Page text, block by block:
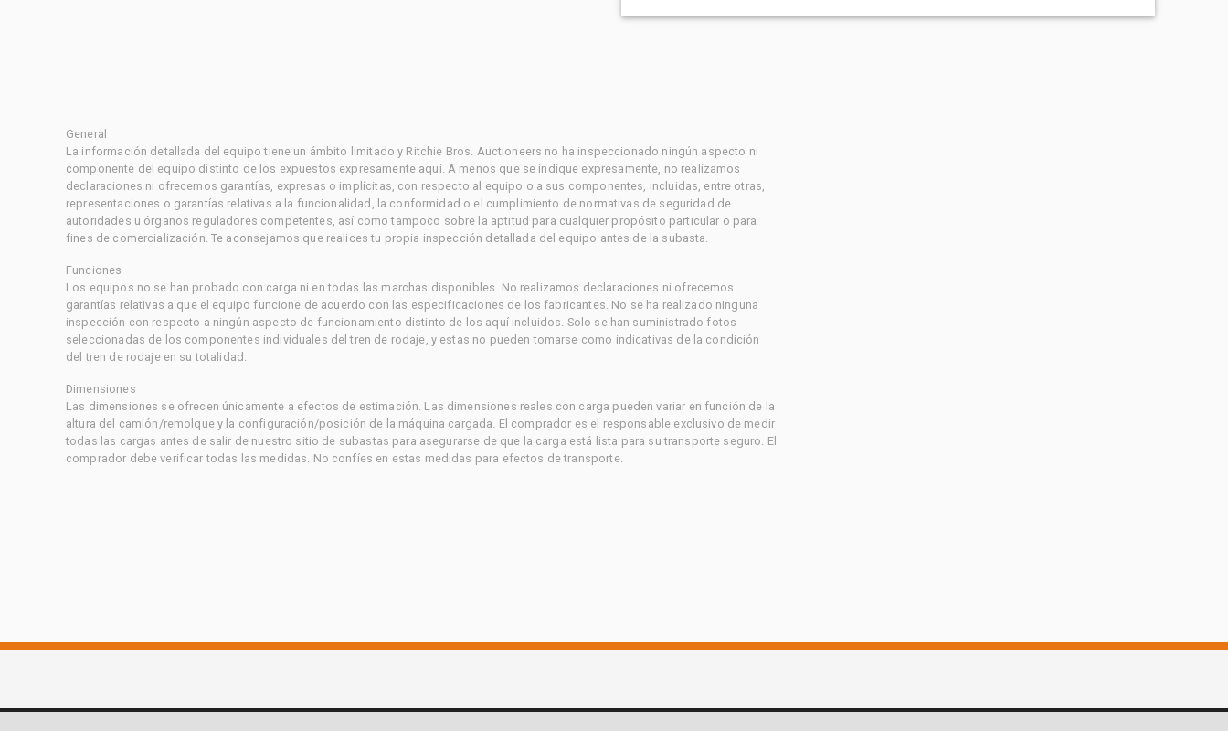
General
La información detallada del equipo tiene un ámbito limitado y Ritchie Bros. Auctioneers no ha inspeccionado ningún aspecto ni
componente del equipo distinto de los expuestos expresamente aquí. A menos que se indique expresamente, no realizamos
declaraciones ni ofrecemos garantías, expresas o implícitas, con respecto al equipo o a sus componentes, incluidas, entre otras,
representaciones o garantías relativas a la funcionalidad, la conformidad o el cumplimiento de normativas de seguridad de
autoridades u órganos reguladores competentes, así como tampoco sobre la aptitud para cualquier propósito particular o para
fines de comercialización. Te aconsejamos que realices tu propia inspección detallada del equipo antes de la subasta.
Funciones
Los equipos no se han probado con carga ni en todas las marchas disponibles. No realizamos declaraciones ni ofrecemos
garantías relativas a que el equipo funcione de acuerdo con las especificaciones de los fabricantes. No se ha realizado ninguna
inspección con respecto a ningún aspecto de funcionamiento distinto de los aquí incluidos. Solo se han suministrado fotos
seleccionadas de los componentes individuales del tren de rodaje, y estas no pueden tomarse como indicativas de la condición
del tren de rodaje en su totalidad.
Dimensiones
Las dimensiones se ofrecen únicamente a efectos de estimación. Las dimensiones reales con carga pueden variar en función de la
altura del camión/remolque y la configuración/posición de la máquina cargada. El comprador es el responsable exclusivo de medir
todas las cargas antes de salir de nuestro sitio de subastas para asegurarse de que la carga está lista para su transporte seguro. El
comprador debe verificar todas las medidas. No confíes en estas medidas para efectos de transporte.